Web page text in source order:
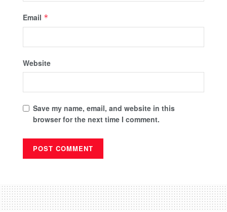
Email *
Website
Save my name, email, and website in this
browser for the next time I comment.